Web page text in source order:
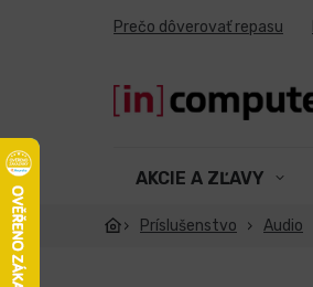
Prečo dôverovať repasu
AKCIE A ZĽAVY
Príslušenstvo Audio